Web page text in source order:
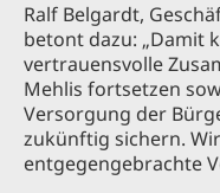
Ralf Belgardt,
betont dazu: „Damit
vertrauensvolle
Mehlis fortsetzen
Versorgung der
zukünftig sichern.
entgegengebrachte